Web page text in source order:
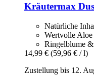
Kräutermax
Natürliche
Wertvolle Aloe
Ringelblume
14,99 € (59,96 € / l)
Zustellung bis 12.